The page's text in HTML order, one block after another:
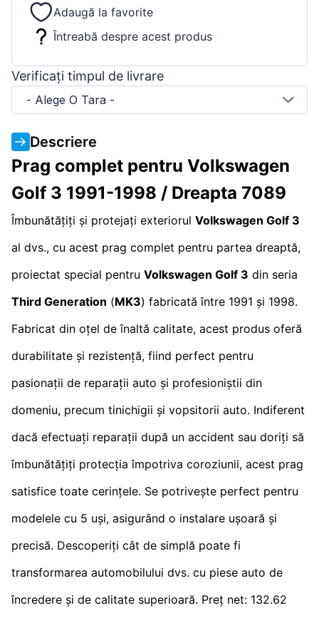
Adaugă la favorite
Întreabă despre acest produs
Verificați timpul de livrare
- Alege O Tara -
Descriere
Prag complet pentru Volkswagen
Golf 3 1991-1998 / Dreapta 7089
Îmbunătățiți și protejați exteriorul Volkswagen Golf 3
al dvs., cu acest prag complet pentru partea dreaptă,
proiectat special pentru Volkswagen Golf 3 din seria
Third Generation (MK3) fabricată între 1991 și 1998.
Fabricat din oțel de înaltă calitate, acest produs oferă
durabilitate și rezistență, fiind perfect pentru
pasionații de reparații auto și profesioniștii din
domeniu, precum tinichigii și vopsitorii auto. Indiferent
dacă efectuați reparații după un accident sau doriți să
îmbunătățiți protecția împotriva coroziunii, acest prag
satisfice toate cerințele. Se potrivește perfect pentru
modelele cu 5 uși, asigurând o instalare ușoară și
precisă. Descoperiți cât de simplă poate fi
transformarea automobilului dvs. cu piese auto de
încredere și de calitate superioară. Preț net: 132.62